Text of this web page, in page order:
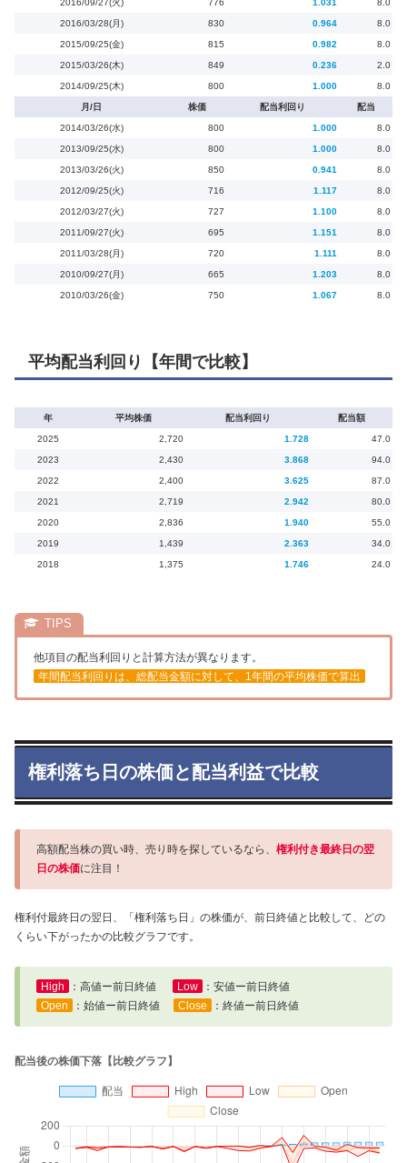
2016/09/27(火) 776 1.031 8.0
2016/03/28(月) 830 0.964 8.0
2015/09/25(金) 815 0.982 8.0
2015/03/26(木) 849 0.236 2.0
2014/09/25(木) 800 1.000 8.0
月/日 株価 配当利回り 配当
2014/03/26(水) 800 1.000 8.0
2013/09/25(水) 800 1.000 8.0
2013/03/26(火) 850 0.941 8.0
2012/09/25(火) 716 1.117 8.0
2012/03/27(火) 727 1.100 8.0
2011/09/27(火) 695 1.151 8.0
2011/03/28(月) 720 1.111 8.0
2010/09/27(月) 665 1.203 8.0
2010/03/26(金) 750 1.067 8.0
平均配当利回り【年間で比較】
年 平均株価 配当利回り 配当額
2025 2,720 1.728 47.0
2023 2,430 3.868 94.0
2022 2,400 3.625 87.0
2021 2,719 2.942 80.0
2020 2,836 1.940 55.0
2019 1,439 2.363 34.0
2018 1,375 1.746 24.0
他項目の配当利回りと計算方法が異なります。
年間配当利回りは、総配当金額に対して、1年間の平均株価で算出
権利落ち日の株価と配当利益で比較
高額配当株の買い時、売り時を探しているなら、 権利付き最終日の翌
日の株価に注目！
権利付最終日の翌日、「権利落ち日」の株価が、前日終値と比較して、どの
くらい下がったかの比較グラフです。
High ：高値ー前日終値 Low
：安値ー前日終値
Open
：始値ー前日終値 Close ：終値ー前日終値